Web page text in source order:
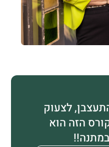
לצעוק
הזה הוא